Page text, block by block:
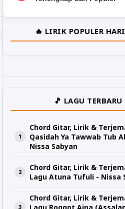
🔥 LIRIK POPULER
🎵 LAGU TERBARU
Chord Gitar, Lirik &
Qasidah Ya Tawwab Tub
Nissa Sabyan
Chord Gitar, Lirik &
Lagu Atuna Tufuli - Nissa
Chord Gitar, Lirik &
Lagu Roqqot Aina